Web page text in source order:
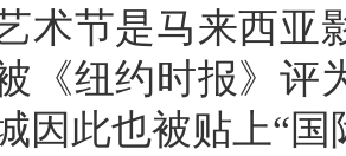
术节是马来西亚
《纽约时报》评
因此也被贴上“